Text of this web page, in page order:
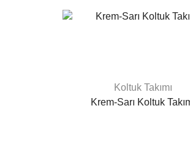
Koltuk Takımı
Krem-Sarı Koltuk